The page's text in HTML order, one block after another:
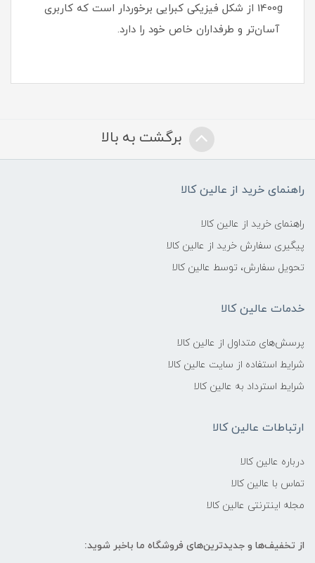
1400g از شکل فیزیکی کبرایی برخوردار است که کاربری
آسان‌تر و طرفداران خاص خود را دارد.
برگشت به بالا
راهنمای خرید از عالین کالا
راهنمای خرید از عالین کالا
پیگیری سفارش خرید از عالین کالا
تحویل سفارش، توسط عالین کالا
خدمات عالین کالا
پرسش‌های متداول از عالین کالا
شرایط استفاده از سایت عالین کالا
شرایط استرداد به عالین کالا
ارتباطات عالین کالا
درباره عالین کالا
تماس با عالین کالا
مجله اینترنتی عالین کالا
از تخفیف‌ها و جدیدترین‌های فروشگاه ما باخبر شوید: